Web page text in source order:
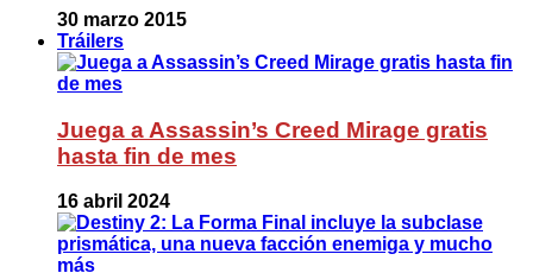
30 marzo 2015
Tráilers
Juega a Assassin’s Creed Mirage gratis
hasta fin de mes
16 abril 2024